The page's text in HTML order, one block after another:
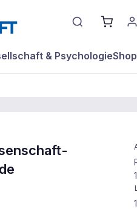
& PsychologieShop
1